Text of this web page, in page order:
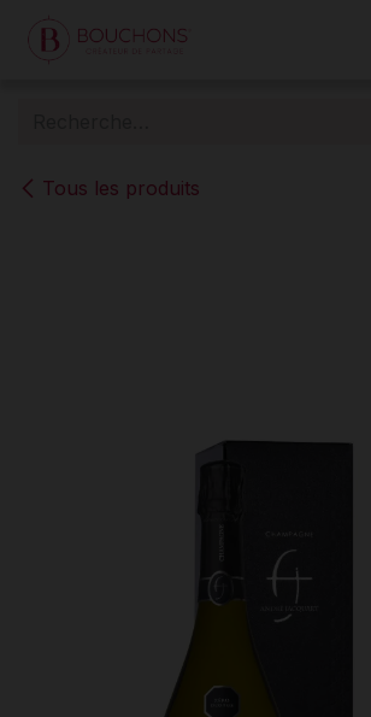
Se rendre au contenu
Tous les produits